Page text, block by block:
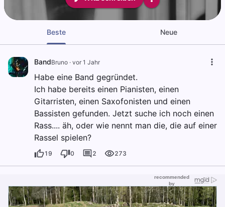
Beste Neue
BandBruno · vor 1 Jahr
Habe eine Band gegründet.
Ich habe bereits einen Pianisten, einen
Gitarristen, einen Saxofonisten und einen
Bassisten gefunden. Jetzt suche ich noch einen
Rass.... äh, oder wie nennt man die, die auf einer
Rassel spielen?
19 0 2 273